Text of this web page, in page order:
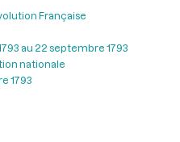
Française
au 22 septembre 1793
nationale
1793